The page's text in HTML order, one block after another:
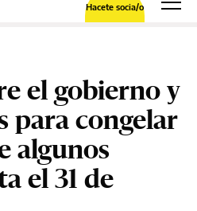
Hacete socia/o
el gobierno y
para congelar
algunos
el 31 de